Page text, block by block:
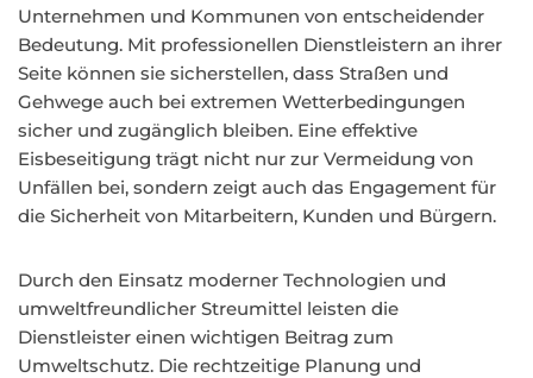
Unternehmen und Kommunen von entscheidender
Bedeutung. Mit professionellen Dienstleistern an ihrer
Seite können sie sicherstellen, dass Straßen und
Gehwege auch bei extremen Wetterbedingungen
sicher und zugänglich bleiben. Eine effektive
Eisbeseitigung trägt nicht nur zur Vermeidung von
Unfällen bei, sondern zeigt auch das Engagement für
die Sicherheit von Mitarbeitern, Kunden und Bürgern.
Durch den Einsatz moderner Technologien und
umweltfreundlicher Streumittel leisten die
Dienstleister einen wichtigen Beitrag zum
Umweltschutz. Die rechtzeitige Planung und